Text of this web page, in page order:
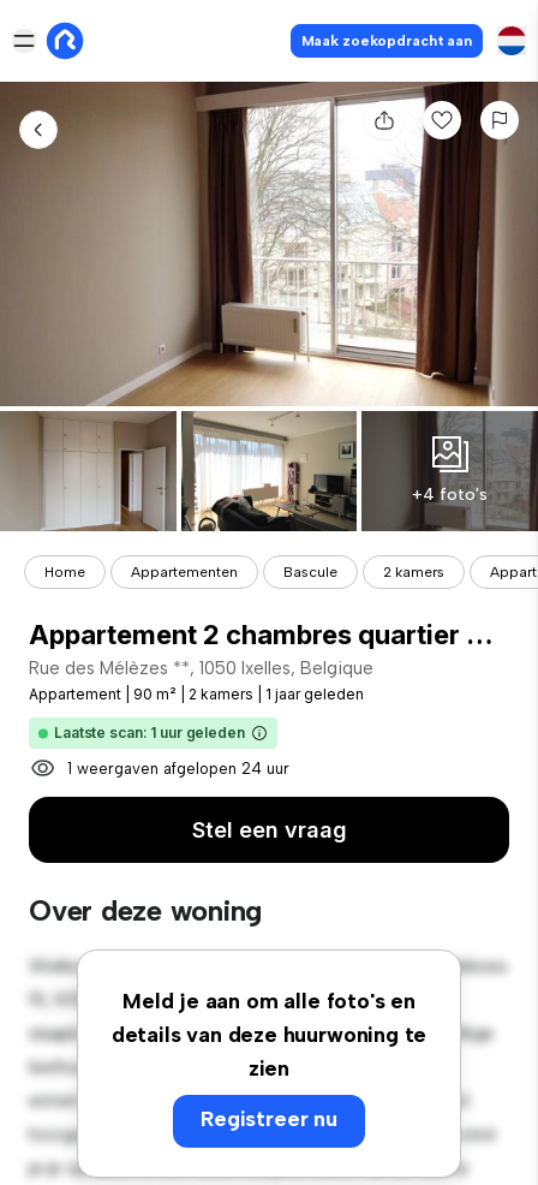
Maak zoekopdracht aan
+4 foto's
Home Appartementen Bascule 2 kamers
Appartement 2 chambres quartier Châtelain-Tenbosch
Rue des Mélèzes **, 1050 Ixelles, Belgique
Appartement 90 m² 2 kamers 1 jaar geleden
Laatste scan: 1 uur geleden
1 weergaven afgelopen 24 uur
Stel een vraag
Over deze woning
Meld je aan om alle foto's en
details van deze huurwoning te
zien
Registreer nu
Welkom bij je nieuwe toevluchtsoord in Rue des Mélèzes
15, 1050 Ixelles, Belgique! Dit moderne 2-
slaapkamerappartement biedt een stijlvolle en gezellige
leefruimte. De open indeling is perfect voor
entertainment en de strakke keuken is uitgerust met
hoogwaardige apparatuur. Dankzij de toplocatie bevind
je je op slechts een steenworp afstand van de beste